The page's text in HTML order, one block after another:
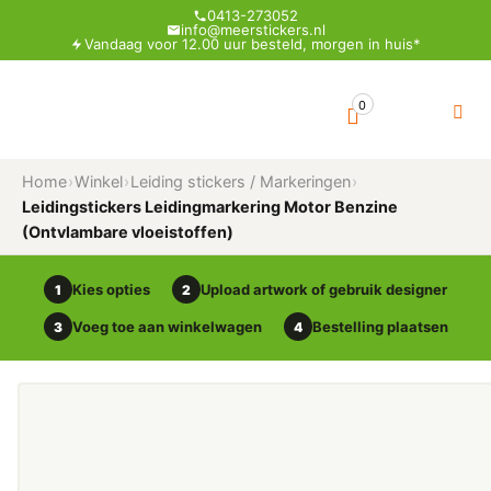
0413-273052
info@meerstickers.nl
Vandaag voor 12.00 uur besteld, morgen in huis*
0
Home›Winkel›Leiding stickers / Markeringen›
Leidingstickers Leidingmarkering Motor Benzine
(Ontvlambare vloeistoffen)
1 Kies opties 2 Upload artwork of gebruik designer
3 Voeg toe aan winkelwagen 4 Bestelling plaatsen